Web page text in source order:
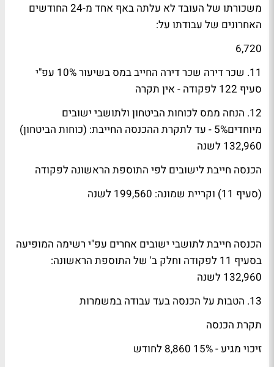
משכורתו של העובד לא עלתה באף אחד מ-24 החודשים
האחרונים של עבודתו על:
6,720
11. שכר דירה שכר דירה החייב במס בשיעור 10% עפ"י
סעיף 122 לפקודה - אין תקרה
12. הנחה ממס לכוחות הביטחון ולתושבי ישובים
מיוחדים5% - עד לתקרת ההכנסה החייבת: (כוחות הביטחון)
132,960 לשנה
הכנסה חייבת לישובים לפי התוספת הראשונה לפקודה
(סעיף 11) וקריית שמונה: 199,560 לשנה
הכנסה חייבת לתושבי ישובים אחרים עפ"י רשימה המופיעה
בסעיף 11 לפקודה וחלק ב' של התוספת הראשונה:
132,960 לשנה
13. הטבות על הכנסה בעד עבודה במשמרות
תקרת הכנסה
זיכוי מגיע - 15% 8,860 לחודש